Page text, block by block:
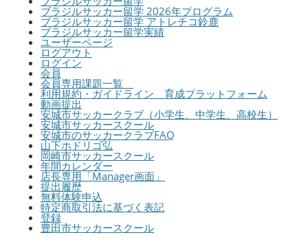
ブラジルサッカー留学 2026年プログラム
ブラジルサッカー留学 アトレチコ鈴鹿
ブラジルサッカー留学実績
ユーザーページ
ログアウト
ログイン
会員
会員専用課題一覧
利用規約・ガイドライン 育成プラットフォーム
動画提出
安城市サッカークラブ（小学生、中学生、高校生）
安城市サッカースクール
安城市のサッカークラブFAQ
山下ホドリゴ弘
岡崎市サッカースクール
年間カレンダー
店長専用「Manager画面」
提出履歴
無料体験申込
特定商取引法に基づく表記
登録
豊田市サッカースクール